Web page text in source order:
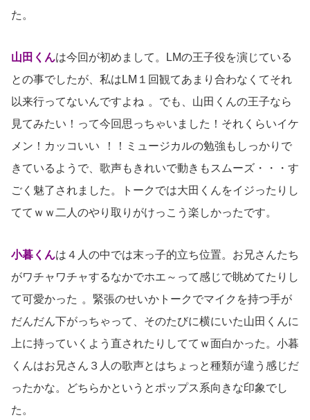
た。
山田くんは今回が初めまして。LMの王子役を演じている
との事でしたが、私はLM１回観てあまり合わなくてそれ
以来行ってないんですよね 。でも、山田くんの王子なら
見てみたい！って今回思っちゃいました！それくらいイケ
メン！カッコいい
！！ミュージカルの勉強もしっかりで
きているようで、歌声もきれいで動きもスムーズ・・・す
ごく魅了されました。トークでは大田くんをイジったりし
ててｗｗ二人のやり取りがけっこう楽しかったです。
小暮くんは４人の中では末っ子的立ち位置。お兄さんたち
がワチャワチャするなかでホエ～って感じで眺めてたりし
て可愛かった 。緊張のせいかトークでマイクを持つ手が
だんだん下がっちゃって、そのたびに横にいた山田くんに
上に持っていくよう直されたりしててｗ面白かった。小暮
くんはお兄さん３人の歌声とはちょっと種類が違う感じだ
ったかな。どちらかというとポップス系向きな印象でし
た。